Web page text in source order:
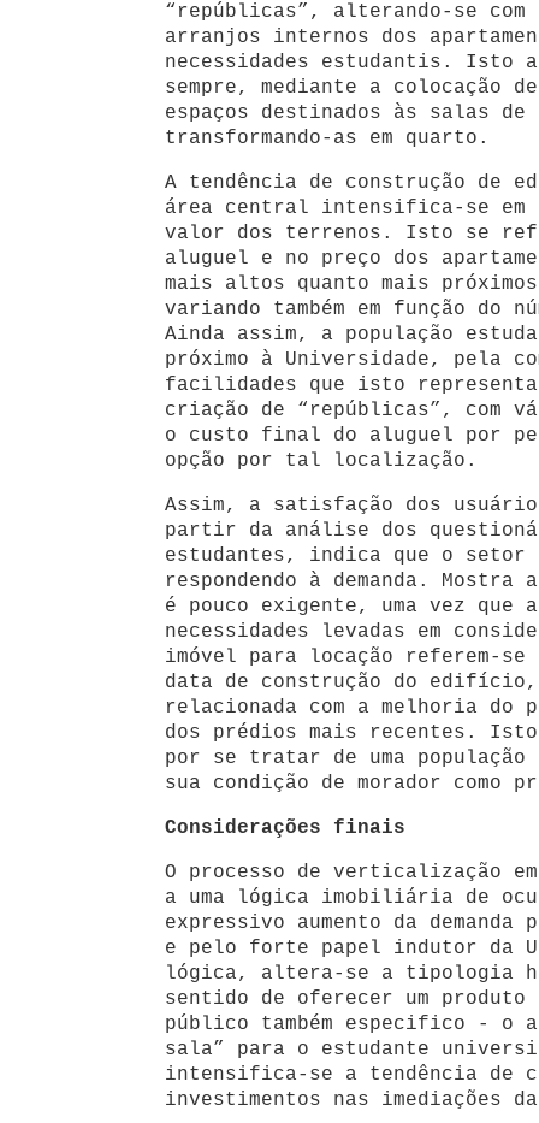
“repúblicas”, alterando-se com
arranjos internos dos
necessidades estudantis. Isto
sempre, mediante a colocação
espaços destinados às salas
transformando-as em quarto.
A tendência de construção de
área central intensifica-se em
valor dos terrenos. Isto se
aluguel e no preço dos
mais altos quanto mais
variando também em função do
Ainda assim, a população
próximo à Universidade, pela
facilidades que isto
criação de “repúblicas”, com
o custo final do aluguel por
opção por tal localização.
Assim, a satisfação dos
partir da análise dos
estudantes, indica que o
respondendo à demanda. Mostra
é pouco exigente, uma vez que
necessidades levadas em
imóvel para locação referem-
data de construção do
relacionada com a melhoria do
dos prédios mais recentes.
por se tratar de uma
sua condição de morador como
Considerações finais
O processo de verticalização
a uma lógica imobiliária de
expressivo aumento da
e pelo forte papel indutor da
lógica, altera-se a tipologia
sentido de oferecer um produto
público também especifico - o
sala” para o estudante
intensifica-se a tendência de
investimentos nas imediações da